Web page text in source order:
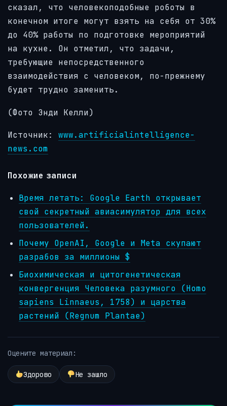
сказал, что человекоподобные роботы в
конечном итоге могут взять на себя от 30%
до 40% работы по подготовке мероприятий
на кухне. Он отметил, что задачи,
требующие непосредственного
взаимодействия с человеком, по-прежнему
будет трудно заменить.
(Фото Энди Келли)
Источник: www.artificialintelligence-
news.com
Похожие записи
Время летать: Google Earth открывает
свой секретный авиасимулятор для всех
пользователей.
Почему OpenAI, Google и Meta скупают
разрабов за миллионы $
Биохимическая и цитогенетическая
конвергенция Человека разумного (Homo
sapiens Linnaeus, 1758) и царства
растений (Regnum Plantae)
Оцените материал:
Здорово Не зашло